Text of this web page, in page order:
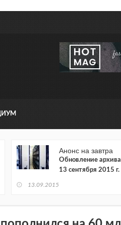
Анонс на завтра
Обновление архива
13 сентября 2015 г.
13.09.2015